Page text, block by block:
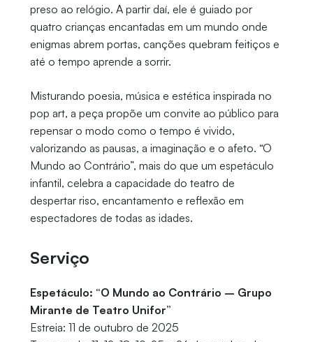
preso ao relógio. A partir daí, ele é guiado por
quatro crianças encantadas em um mundo onde
enigmas abrem portas, canções quebram feitiços e
até o tempo aprende a sorrir.
Misturando poesia, música e estética inspirada no
pop art, a peça propõe um convite ao público para
repensar o modo como o tempo é vivido,
valorizando as pausas, a imaginação e o afeto. “O
Mundo ao Contrário”, mais do que um espetáculo
infantil, celebra a capacidade do teatro de
despertar riso, encantamento e reflexão em
espectadores de todas as idades.
Serviço
Espetáculo: “O Mundo ao Contrário – Grupo
Mirante de Teatro Unifor”
Estreia: 11 de outubro de 2025